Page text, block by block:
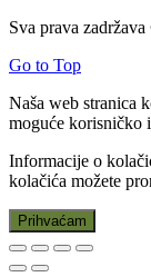
Sva prava
Go to Top
Naša web stranica
moguće korisničko
Informacije o
kolačića možete
Prihvaćam